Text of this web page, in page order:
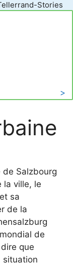
Stories
>
Salzbourg
la ville, le
sa
de la
de
que
situation